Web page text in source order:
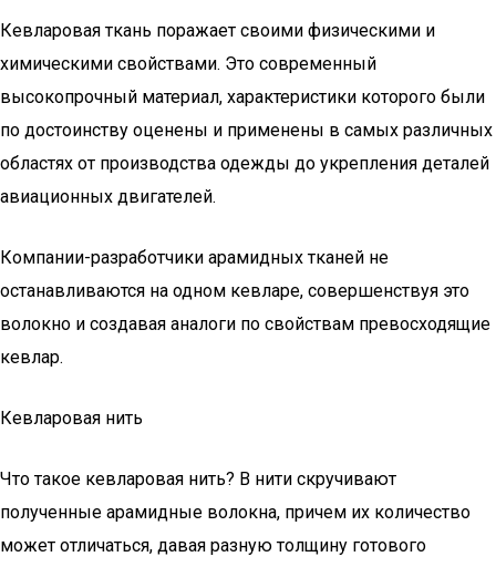
Кевларовая ткань поражает своими физическими и
химическими свойствами. Это современный
высокопрочный материал, характеристики которого были
по достоинству оценены и применены в самых различных
областях от производства одежды до укрепления деталей
авиационных двигателей.
Компании-разработчики арамидных тканей не
останавливаются на одном кевларе, совершенствуя это
волокно и создавая аналоги по свойствам превосходящие
кевлар.
Кевларовая нить
Что такое кевларовая нить? В нити скручивают
полученные арамидные волокна, причем их количество
может отличаться, давая разную толщину готового